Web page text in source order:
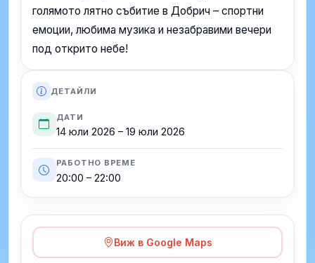
голямото лятно събитие в Добрич – спортни
емоции, любима музика и незабравими вечери
под открито небе!
ДЕТАЙЛИ
ДАТИ
14 юли 2026 – 19 юли 2026
РАБОТНО ВРЕМЕ
20:00 – 22:00
Виж в Google Maps